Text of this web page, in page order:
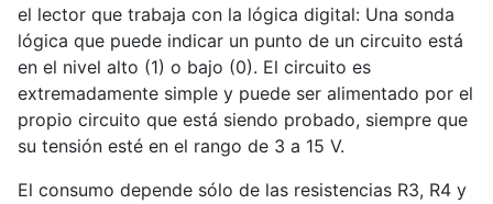
el lector que trabaja con la lógica digital: Una sonda
lógica que puede indicar un punto de un circuito está
en el nivel alto (1) o bajo (0). El circuito es
extremadamente simple y puede ser alimentado por el
propio circuito que está siendo probado, siempre que
su tensión esté en el rango de 3 a 15 V.
El consumo depende sólo de las resistencias R3, R4 y